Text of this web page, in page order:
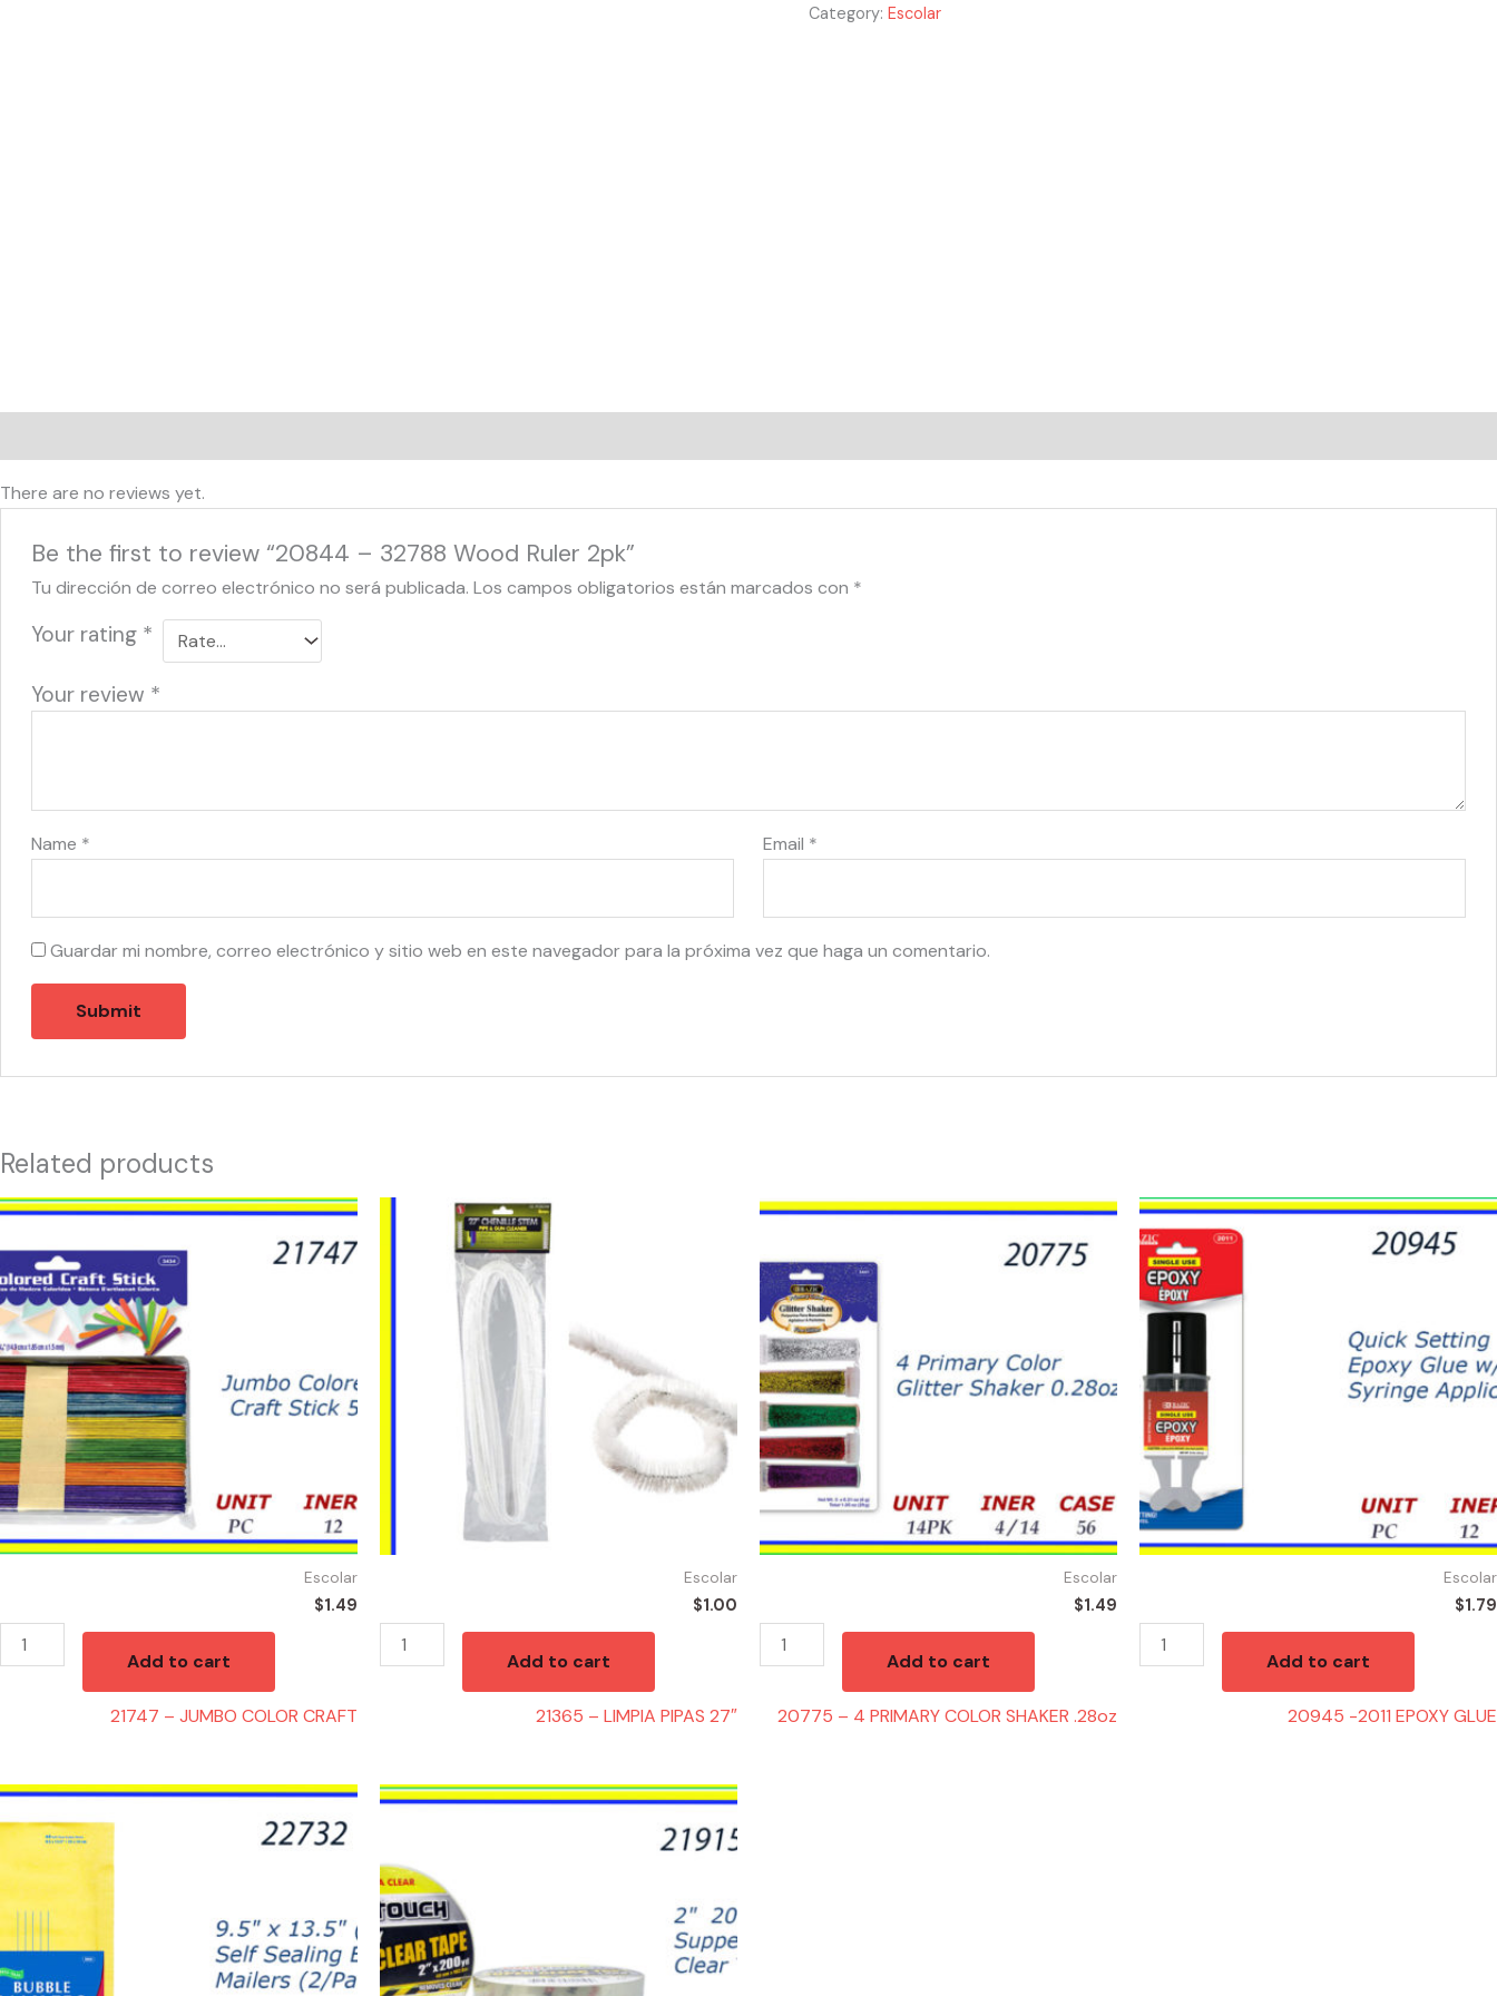
Category: Escolar
There are no reviews yet.
Be the first to review “20844 – 32788 Wood Ruler 2pk”
Tu dirección de correo electrónico no será publicada. Los campos obligatorios están marcados con *
Your rating *
Your review *
Name * Email *
Guardar mi nombre, correo electrónico y sitio web en este navegador para la próxima vez que haga un comentario.
Related products
Escolar
$1.49
21747
JUMBO
COLOR
CRAFT
quantity
Add to cart
21747 – JUMBO COLOR CRAFT
Escolar
$1.00
Add to cart
21365 – LIMPIA PIPAS 27″
Escolar
$1.49
20775
4
PRIMARY
COLOR
SHAKER
.28oz
quantity
Add to cart
20775 – 4 PRIMARY COLOR SHAKER .28oz
Escolar
$1.79
20945
-2011
EPOXY
GLUE
quantity
Add to cart
20945 -2011 EPOXY GLUE
22732
-
SOBRES
BURBUJA
9.5"X
13.5"
quantity
21915
TAPE
CLEAR
200YD
quantity